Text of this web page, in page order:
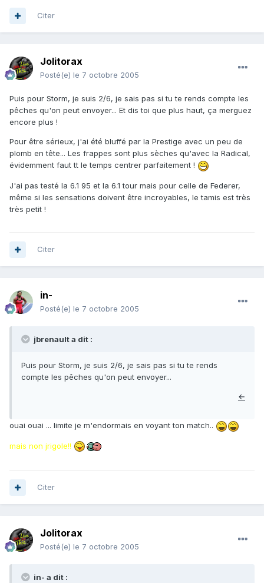
Citer
Jolitorax
Posté(e) le 7 octobre 2005
Puis pour Storm, je suis 2/6, je sais pas si tu te rends compte les
pêches qu'on peut envoyer... Et dis toi que plus haut, ça merguez
encore plus !
Pour être sérieux, j'ai été bluffé par la Prestige avec un peu de
plomb en tête... Les frappes sont plus sèches qu'avec la Radical,
évidemment faut tt le temps centrer parfaitement !
J'ai pas testé la 6.1 95 et la 6.1 tour mais pour celle de Federer,
même si les sensations doivent être incroyables, le tamis est très
très petit !
Citer
in-
Posté(e) le 7 octobre 2005
jbrenault a dit :
Puis pour Storm, je suis 2/6, je sais pas si tu te rends
compte les pêches qu'on peut envoyer...
←
ouai ouai ... limite je m'endormais en voyant ton match..
mais non jrigole!!
Citer
Jolitorax
Posté(e) le 7 octobre 2005
in- a dit :